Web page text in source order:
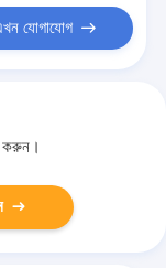
যোগাযোগ
করুন।